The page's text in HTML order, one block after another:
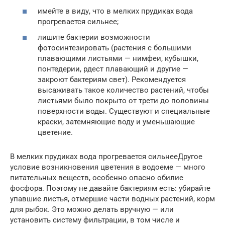
имейте в виду, что в мелких прудиках вода
прогревается сильнее;
лишите бактерии возможности
фотосинтезировать (растения с большими
плавающими листьями — нимфеи, кубышки,
понтедерии, рдест плавающий и другие —
закроют бактериям свет). Рекомендуется
высаживать такое количество растений, чтобы
листьями было покрыто от трети до половины
поверхности воды. Существуют и специальные
краски, затемняющие воду и уменьшающие
цветение.
В мелких прудиках вода прогревается сильнееДругое
условие возникновения цветения в водоеме — много
питательных веществ, особенно опасно обилие
фосфора. Поэтому не давайте бактериям есть: убирайте
упавшие листья, отмершие части водных растений, корм
для рыбок. Это можно делать вручную — или
установить систему фильтрации, в том числе и